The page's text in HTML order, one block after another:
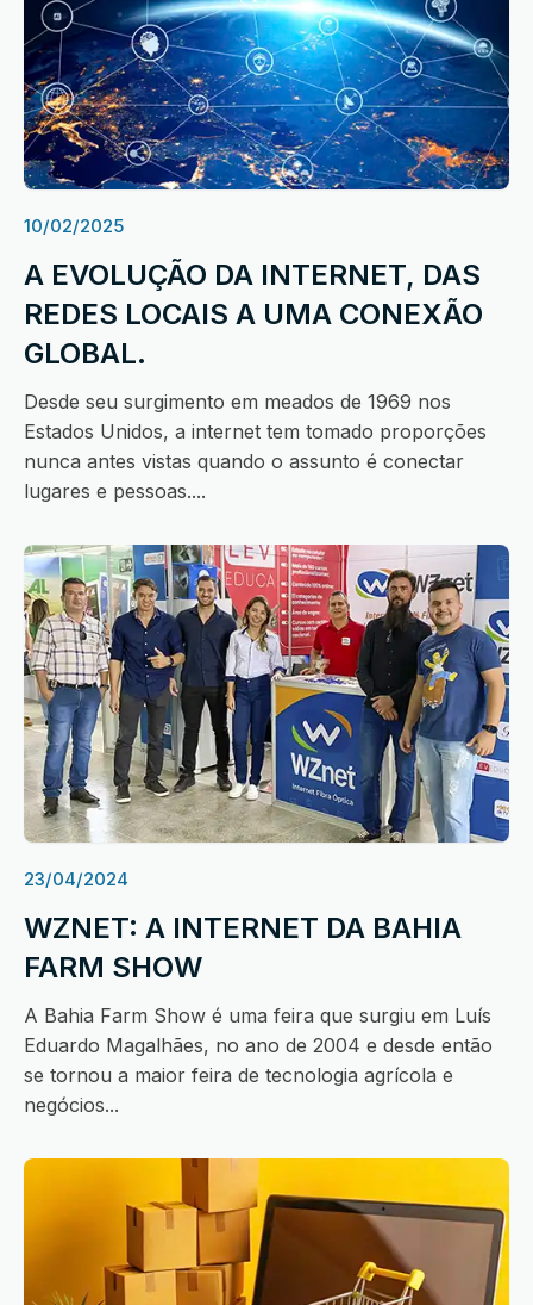
10/02/2025
A EVOLUÇÃO DA INTERNET, DAS
REDES LOCAIS A UMA CONEXÃO
GLOBAL.
Desde seu surgimento em meados de 1969 nos
Estados Unidos, a internet tem tomado proporções
nunca antes vistas quando o assunto é conectar
lugares e pessoas....
23/04/2024
WZNET: A INTERNET DA BAHIA
FARM SHOW
A Bahia Farm Show é uma feira que surgiu em Luís
Eduardo Magalhães, no ano de 2004 e desde então
se tornou a maior feira de tecnologia agrícola e
negócios...